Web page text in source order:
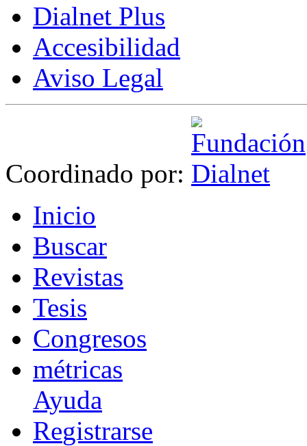
Dialnet Plus
Accesibilidad
Aviso Legal
Coordinado por:
Inicio
Buscar
Revistas
Tesis
Congresos
métricas
Ayuda
Registrarse